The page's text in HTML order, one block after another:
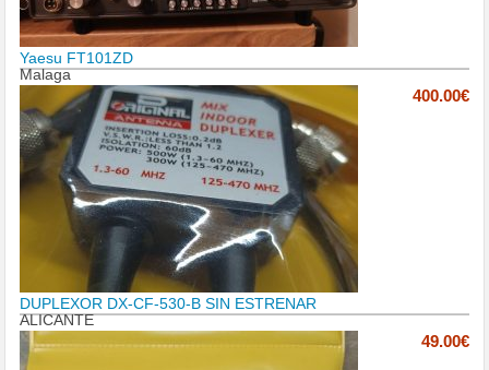
Yaesu FT101ZD
Malaga
400.00€
DUPLEXOR DX-CF-530-B SIN ESTRENAR
ALICANTE
49.00€